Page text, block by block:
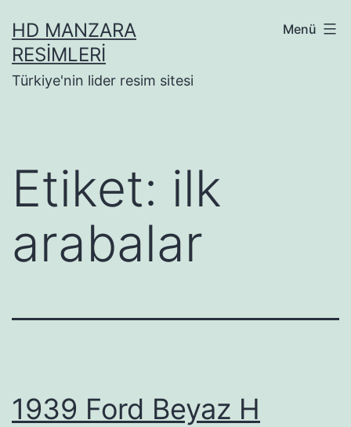
geçHD MANZARA
RESIMLERI
Türkiye'nin lider resim sitesi
Menü
Etiket: ilk
arabalar
1939 Ford Beyaz H